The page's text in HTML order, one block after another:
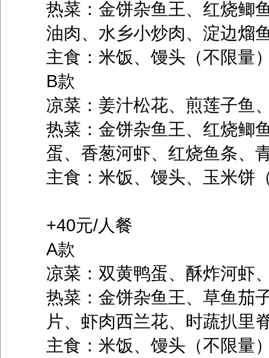
热菜：金饼杂鱼王、红烧鲫
油肉、水乡小炒肉、淀边熘
主食：米饭、馒头（不限量
B款
凉菜：姜汁松花、煎莲子鱼
热菜：金饼杂鱼王、红烧鲫
蛋、香葱河虾、红烧鱼条、
主食：米饭、馒头、玉米饼
+40元/人餐
A款
凉菜：双黄鸭蛋、酥炸河虾
热菜：金饼杂鱼王、草鱼茄
片、虾肉西兰花、时蔬扒里
主食：米饭、馒头（不限量